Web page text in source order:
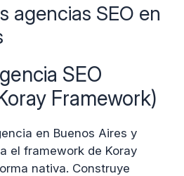
agencias SEO en
SEO
Framework)
en Buenos Aires y
el framework de Koray
nativa. Construye